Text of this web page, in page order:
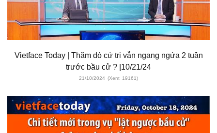
Vietface Today | Thăm dò cử tri vẫn ngang ngửa 2 tuần
trước bầu cử ? |10/21/24
21/10/2024 (Xem: 19161)